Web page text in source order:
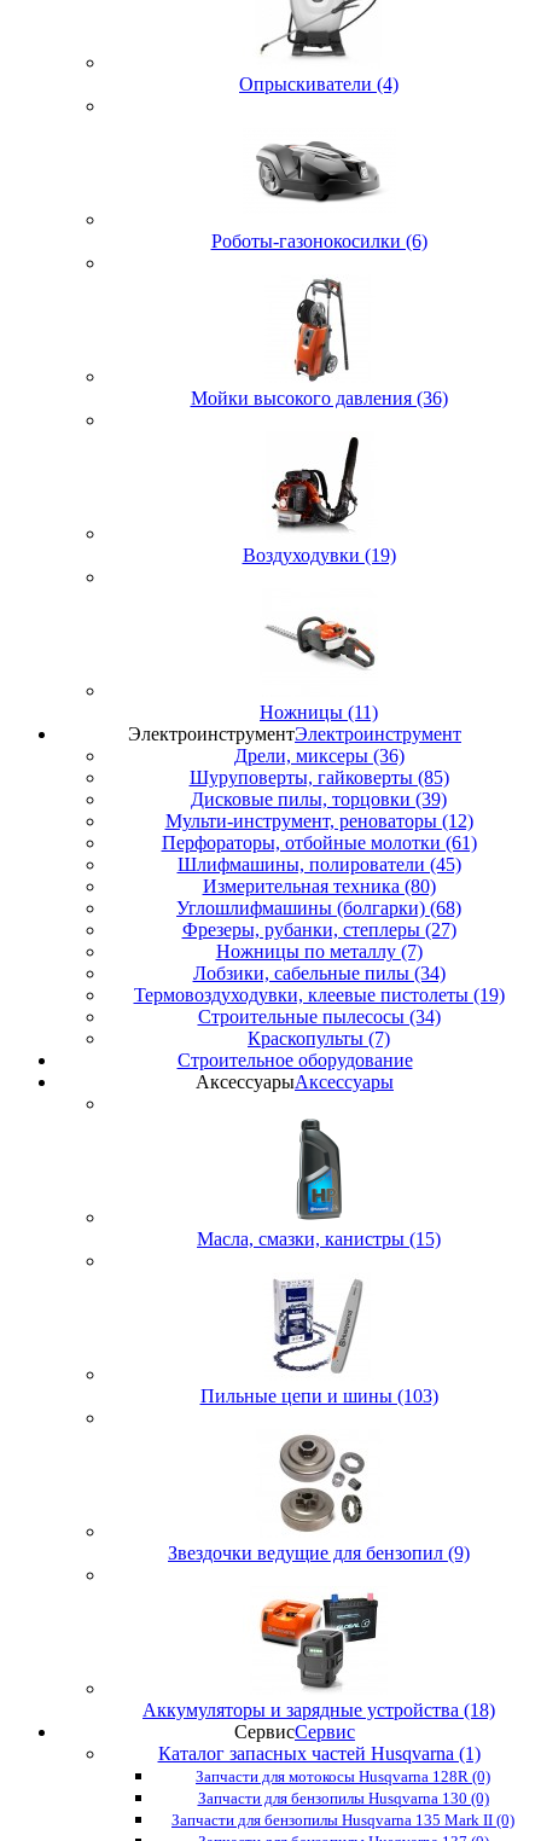
Опрыскиватели (4)
Роботы-газонокосилки (6)
Мойки высокого давления (36)
Воздуходувки (19)
Ножницы (11)
ЭлектроинструментЭлектроинструмент
Дрели, миксеры (36)
Шуруповерты, гайковерты (85)
Дисковые пилы, торцовки (39)
Мульти-инструмент, реноваторы (12)
Перфораторы, отбойные молотки (61)
Шлифмашины, полирователи (45)
Измерительная техника (80)
Углошлифмашины (болгарки) (68)
Фрезеры, рубанки, степлеры (27)
Ножницы по металлу (7)
Лобзики, сабельные пилы (34)
Термовоздуходувки, клеевые пистолеты (19)
Строительные пылесосы (34)
Краскопульты (7)
Строительное оборудование
АксессуарыАксессуары
Масла, смазки, канистры (15)
Пильные цепи и шины (103)
Звездочки ведущие для бензопил (9)
Аккумуляторы и зарядные устройства (18)
СервисСервис
Каталог запасных частей Husqvarna (1)
Запчасти для мотокосы Husqvarna 128R (0)
Запчасти для бензопилы Husqvarna 130 (0)
Запчасти для бензопилы Husqvarna 135 Mark II (0)